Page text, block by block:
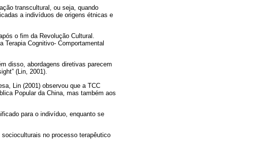
transcultural, ou seja, quando
a indivíduos de origens étnicas e
o fim da Revolução Cultural.
Cognitivo- Comportamental
disso, abordagens diretivas parecem
(Lin, 2001).
Lin (2001) observou que a TCC
Popular da China, mas também aos
para o indivíduo, enquanto se
no processo terapêutico